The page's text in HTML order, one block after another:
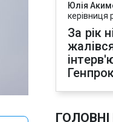
Юлія
керівниця
За рік